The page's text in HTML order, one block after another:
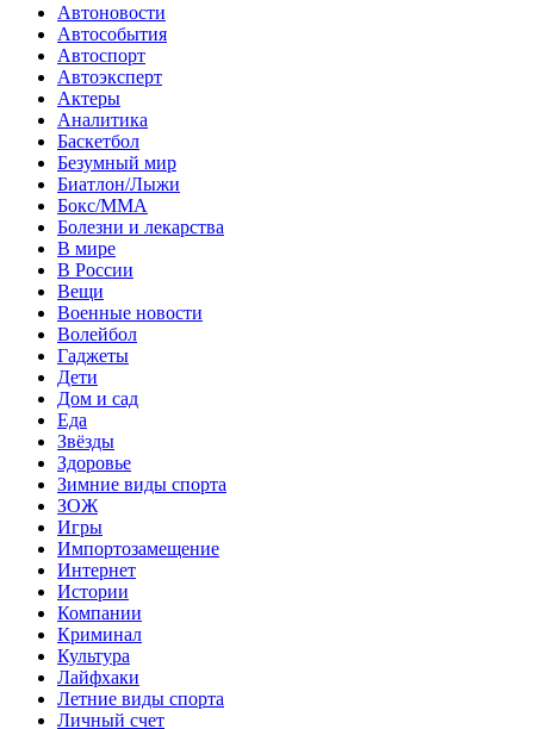
Автоновости
Автособытия
Автоспорт
Автоэксперт
Актеры
Аналитика
Баскетбол
Безумный мир
Биатлон/Лыжи
Бокс/MMA
Болезни и лекарства
В мире
В России
Вещи
Военные новости
Волейбол
Гаджеты
Дети
Дом и сад
Еда
Звёзды
Здоровье
Зимние виды спорта
ЗОЖ
Игры
Импортозамещение
Интернет
Истории
Компании
Криминал
Культура
Лайфхаки
Летние виды спорта
Личный счет